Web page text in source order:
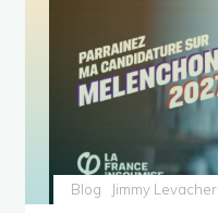
Blog Jimmy Levacher